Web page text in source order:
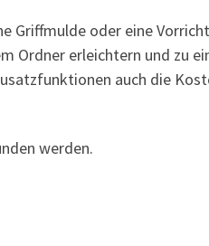
Griffmulde oder eine
Ordner erleichtern und zu
auch die
werden.